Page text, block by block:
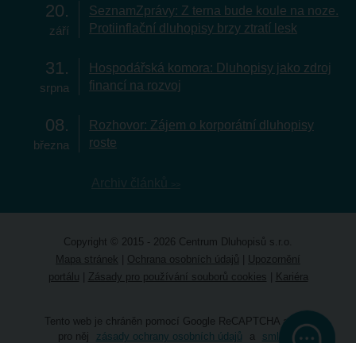
20
září
SeznamZprávy: Z terna bude koule na noze.
Protiinflační dluhopisy brzy ztratí lesk
31
srpna
Hospodářská komora: Dluhopisy jako zdroj
financí na rozvoj
08
března
Rozhovor: Zájem o korporátní dluhopisy
roste
Copyright © 2015 - 2026 Centrum Dluhopisů s.r.o.
Mapa stránek
Ochrana osobních údajů
Upozornění
portálu
Zásady pro používání souborů cookies Kariéra
Tento web je chráněn pomocí Google ReCAPTCHA a platí
pro něj
zásady ochrany osobních údajů a smluvní